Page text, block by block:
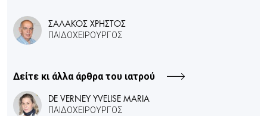
ΣΑΛΑΚΟΣ ΧΡΗΣΤΟΣ
ΠΑΙΔΟΧΕΙΡΟΥΡΓΟΣ
Δείτε κι άλλα άρθρα του ιατρού
DE VERNEY YVELISE MARIA
ΠΑΙΔΟΧΕΙΡΟΥΡΓΟΣ